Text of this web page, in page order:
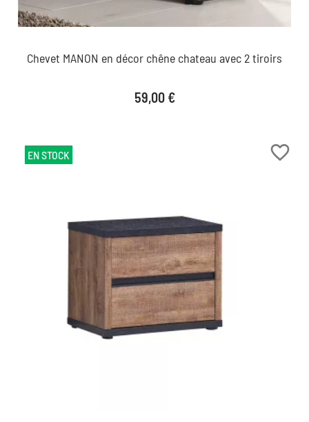
Chevet MANON en décor chêne chateau avec 2 tiroirs
Prix
59,00 €
favorite_border
EN STOCK